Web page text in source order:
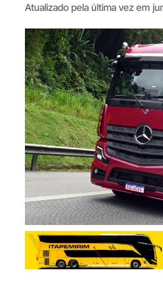
Atualizado pela última vez em